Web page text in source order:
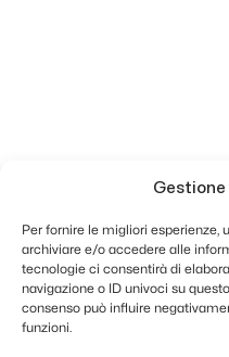
Per fornire le migliori
archiviare e/o accedere alle
tecnologie ci consentirà di
navigazione o ID univoci su
consenso può influire
funzioni.